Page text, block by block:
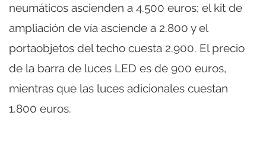
neumáticos ascienden a 4.500 euros; el kit de
ampliación de vía asciende a 2.800 y el
portaobjetos del techo cuesta 2.900. El precio
de la barra de luces LED es de 900 euros,
mientras que las luces adicionales cuestan
1.800 euros.